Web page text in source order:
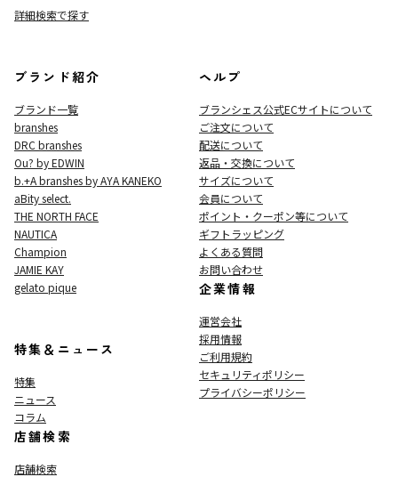
詳細検索で探す
ブランド紹介
ブランド一覧
branshes
DRC branshes
Ou? by EDWIN
b.+A branshes by AYA KANEKO
aBity select.
THE NORTH FACE
NAUTICA
Champion
JAMIE KAY
gelato pique
特集＆ニュース
特集
ニュース
コラム
店舗検索
店舗検索
ヘルプ
ブランシェス公式ECサイトについて
ご注文について
配送について
返品・交換について
サイズについて
会員について
ポイント・クーポン等について
ギフトラッピング
よくある質問
お問い合わせ
企業情報
運営会社
採用情報
ご利用規約
セキュリティポリシー
プライバシーポリシー